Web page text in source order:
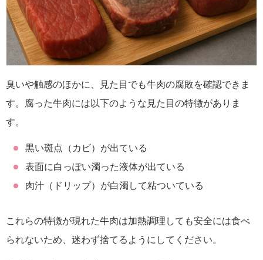
臭いや触感のほかに、見た目でも牛肉の腐敗を確認できま
す。腐った牛肉には以下のような見た目の特徴がありま
す。
黒い斑点（カビ）が出ている
表面に白っぽい濁った液体が出ている
肉汁（ドリップ）が白濁して粘ついている
これらの特徴が現れた牛肉は加熱調理しても安全には食べ
られないため、迷わず捨てるようにしてください。